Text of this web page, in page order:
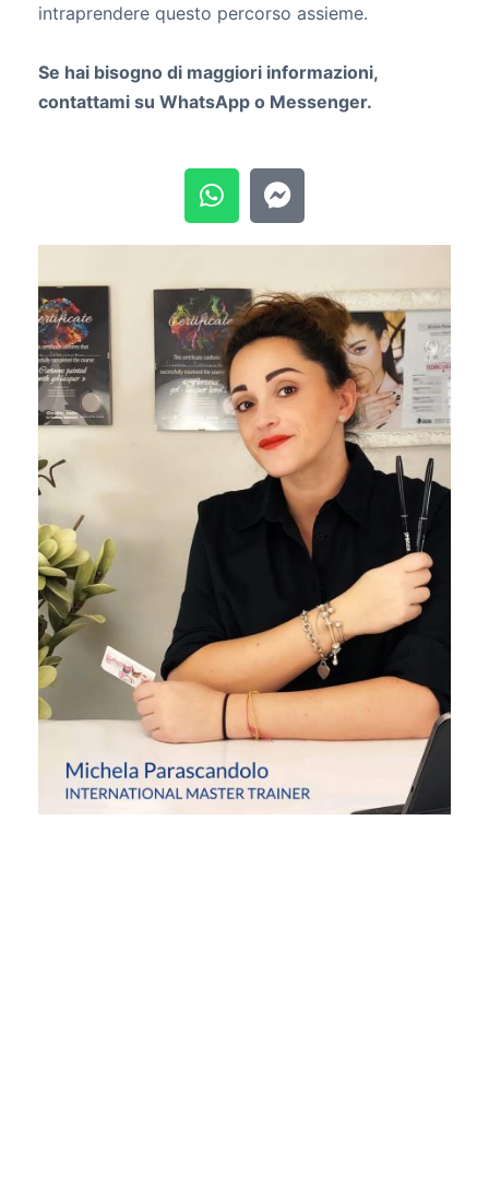
intraprendere questo percorso assieme.
Se hai bisogno di maggiori informazioni,
contattami su WhatsApp o Messenger.